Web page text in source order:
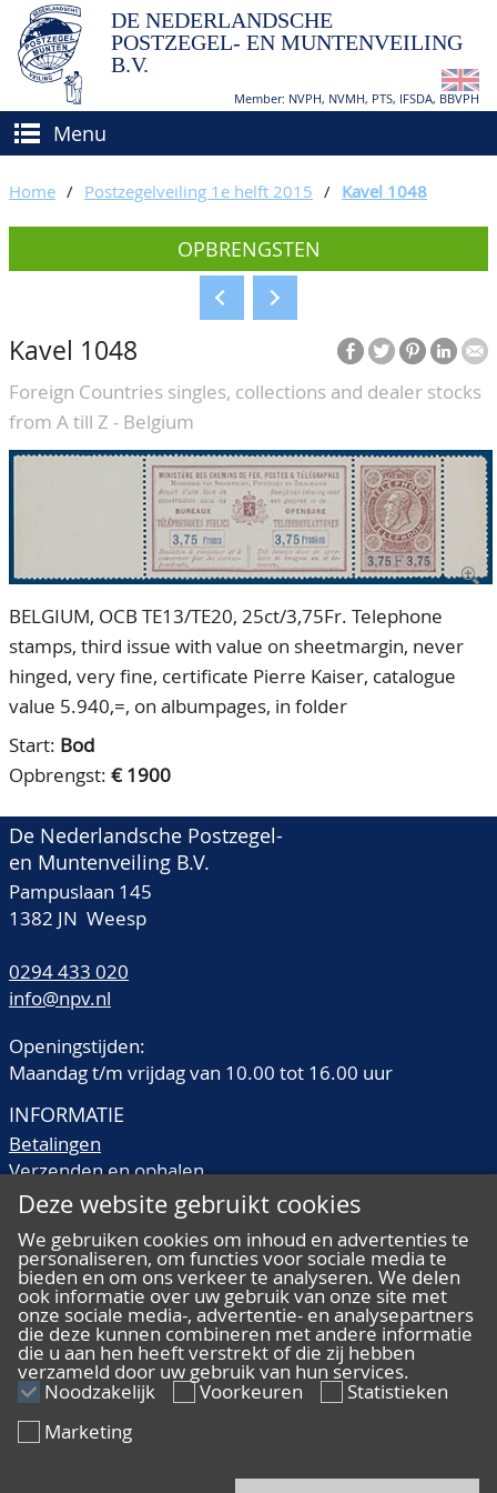
DE NEDERLANDSCHE
POSTZEGEL- EN MUNTENVEILING
B.V.
Member: NVPH, NVMH, PTS, IFSDA, BBVPH
Menu
(VER)KOPEN
Hoe verkopen?
Voorwaarden
BIEDEN
CATALOGI/OPBRENGSTEN
KEURINGSDIENST
AGENDA
80 jarig bestaan
ACCOUNT
Home / Postzegelveiling 1e helft 2015 / Kavel 1048
OPBRENGSTEN
Kavel 1048
Foreign Countries singles, collections and dealer stocks
from A till Z - Belgium
BELGIUM, OCB TE13/TE20, 25ct/3,75Fr. Telephone
stamps, third issue with value on sheetmargin, never
hinged, very fine, certificate Pierre Kaiser, catalogue
value 5.940,=, on albumpages, in folder
Start: Bod
Opbrengst: € 1900
De Nederlandsche Postzegel-
en Muntenveiling B.V.
Pampuslaan 145
1382 JN Weesp
0294 433 020
info@npv.nl
Openingstijden:
Maandag t/m vrijdag van 10.00 tot 16.00 uur
INFORMATIE
Betalingen
Verzenden en ophalen
Veilingtermen
Kwaliteitsomschrijvingen
Veelgestelde vragen
ALGEMEEN
Algemene voorwaarden
Deze website gebruikt cookies
We gebruiken cookies om inhoud en advertenties te
personaliseren, om functies voor sociale media te
bieden en om ons verkeer te analyseren. We delen
ook informatie over uw gebruik van onze site met
onze sociale media-, advertentie- en analysepartners
die deze kunnen combineren met andere informatie
die u aan hen heeft verstrekt of die zij hebben
verzameld door uw gebruik van hun services.
Noodzakelijk Voorkeuren
Statistieken
Marketing